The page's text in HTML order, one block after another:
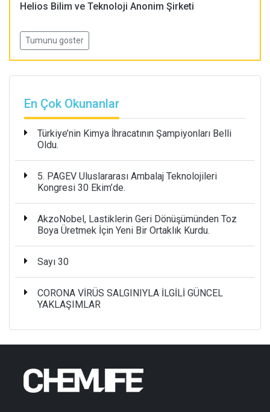
Helios Bilim ve Teknoloji Anonim Şirketi
Tumunu goster
En Çok Okunanlar
Türkiye’nin Kimya İhracatının Şampiyonları Belli
Oldu.
5. PAGEV Uluslararası Ambalaj Teknolojileri
Kongresi 30 Ekim’de.
AkzoNobel, Lastiklerin Geri Dönüşümünden Toz
Boya Üretmek İçin Yeni Bir Ortaklık Kurdu.
Sayı 30
CORONA VİRÜS SALGINIYLA İLGİLİ GÜNCEL
YAKLAŞIMLAR